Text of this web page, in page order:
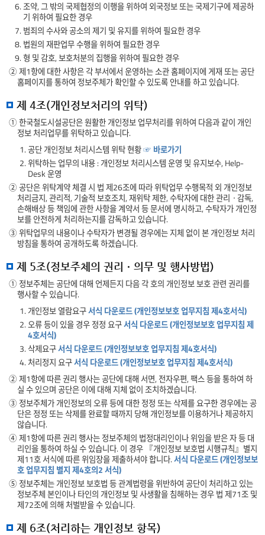
6. 조약, 그 밖의 국제협정의 이행을 위하여 외국정보 또는 국제기구에 제공하
기 위하여 필요한 경우
7. 범죄의 수사와 공소의 제기 및 유지를 위하여 필요한 경우
8. 법원의 재판업무 수행을 위하여 필요한 경우
9. 형 및 감호, 보호처분의 집행을 위하여 필요한 경우
② 제1항에 대한 사항은 각 부서에서 운영하는 소관 홈페이지에 게재 또는 공단
홈페이지를 통하여 정보주체가 확인할 수 있도록 안내를 하고 있습니다.
제 4조(개인정보처리의 위탁)
① 한국철도시설공단은 원활한 개인정보 업무처리를 위하여 다음과 같이 개인
정보 처리업무를 위탁하고 있습니다.
1. 공단 개인정보 처리시스템 위탁 현황☞ 바로가기
2. 위탁하는 업무의 내용 : 개인정보 처리시스템 운영 및 유지보수, Help-
Desk 운영
② 공단은 위탁계약 체결 시 법 제26조에 따라 위탁업무 수행목적 외 개인정보
처리금지, 관리적, 기술적 보호조치, 재위탁 제한, 수탁자에 대한 관리ㆍ감독,
손해배상 등 책임에 관한 사항을 계약서 등 문서에 명시하고, 수탁자가 개인정
보를 안전하게 처리하는지를 감독하고 있습니다.
③ 위탁업무의 내용이나 수탁자가 변경될 경우에는 지체 없이 본 개인정보 처리
방침을 통하여 공개하도록 하겠습니다.
제 5조(정보주체의 권리ㆍ의무 및 행사방법)
① 정보주체는 공단에 대해 언제든지 다음 각 호의 개인정보 보호 관련 권리를
행사할 수 있습니다.
1. 개인정보 열람요구서식 다운로드 (개인정보보호 업무지침 제4호서식)
2. 오류 등이 있을 경우 정정 요구서식 다운로드 (개인정보보호 업무지침 제
4호서식)
3. 삭제요구서식 다운로드 (개인정보보호 업무지침 제4호서식)
4. 처리정지 요구서식 다운로드 (개인정보보호 업무지침 제4호서식)
② 제1항에 따른 권리 행사는 공단에 대해 서면, 전자우편, 팩스 등을 통하여 하
실 수 있으며 공단은 이에 대해 지체 없이 조치하겠습니다.
③ 정보주체가 개인정보의 오류 등에 대한 정정 또는 삭제를 요구한 경우에는 공
단은 정정 또는 삭제를 완료할 때까지 당해 개인정보를 이용하거나 제공하지
않습니다.
④ 제1항에 따른 권리 행사는 정보주체의 법정대리인이나 위임을 받은 자 등 대
리인을 통하여 하실 수 있습니다. 이 경우 『개인정보 보호법 시행규칙』별지
제11호 서식에 따른 위임장을 제출하셔야 합니다.서식 다운로드 (개인정보보
호 업무지침 별지 제4호의2 서식)
⑤ 정보주체는 개인정보 보호법 등 관계법령을 위반하여 공단이 처리하고 있는
정보주체 본인이나 타인의 개인정보 및 사생활을 침해하는 경우 법 제71조 및
제72조에 의해 처벌받을 수 있습니다.
제 6조(처리하는 개인정보 항목)